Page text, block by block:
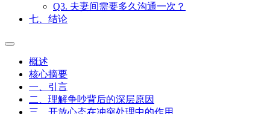
Q3. 夫妻间需要多久沟通一次？
七、结论
概述
核心摘要
一、引言
二、理解争吵背后的深层原因
三、开放心态在冲突处理中的作用